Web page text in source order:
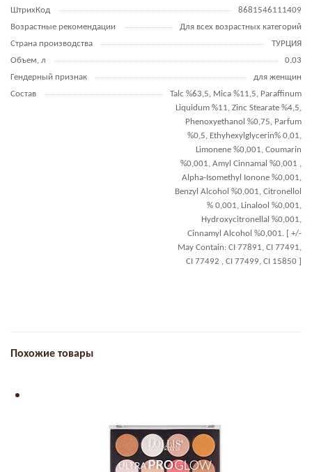
ШтрихКод
8681546111409
Возрастные рекомендации
Для всех возрастных категорий
Страна производства
ТУРЦИЯ
Объем, л
0.03
Гендерный признак
для женщин
Состав
Talc %63,5, Mica %11,5, Paraffinum
Liquidum %11, Zinc Stearate %4,5,
Phenoxyethanol %0,75, Parfum
%0,5, Ethyhexylglycerin% 0,01,
Limonene %0,001, Coumarin
%0,001, Amyl Cinnamal %0,001 ,
Alpha-Isomethyl Ionone %0,001,
Benzyl Alcohol %0,001, Citronellol
% 0,001, Linalool %0,001,
Hydroxycitronellal %0,001,
Cinnamyl Alcohol %0,001. [ +/-
May Contain: CI 77891, CI 77491,
CI 77492 , CI 77499, CI 15850 ]
Похожие товары